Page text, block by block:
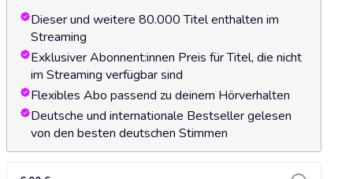
Dieser und weitere 80.000 Titel enthalten im
Streaming
Exklusiver Abonnent:innen Preis für Titel, die nicht
im Streaming verfügbar sind
Flexibles Abo passend zu deinem Hörverhalten
Deutsche und internationale Bestseller gelesen
von den besten deutschen Stimmen